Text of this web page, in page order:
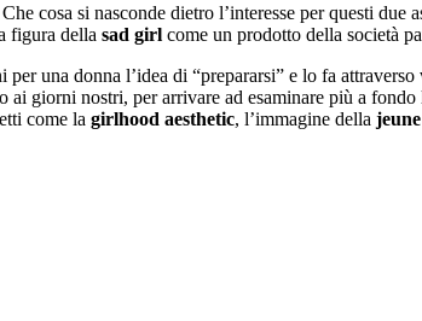
cosa si nasconde dietro l’interesse per questi due
figura della sad girl come un prodotto della società
per una donna l’idea di “prepararsi” e lo fa
giorni nostri, per arrivare ad esaminare più a
come la girlhood aesthetic, l’immagine della